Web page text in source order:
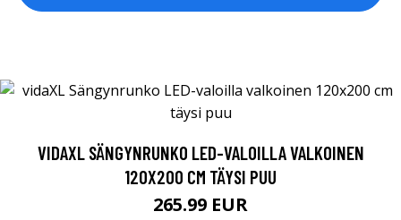
VIDAXL SÄNGYNRUNKO LED-VALOILLA VALKOINEN
120X200 CM TÄYSI PUU
265.99 EUR